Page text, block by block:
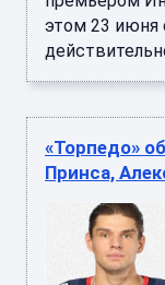
этом 23 июня
«Торпедо»
Принса,